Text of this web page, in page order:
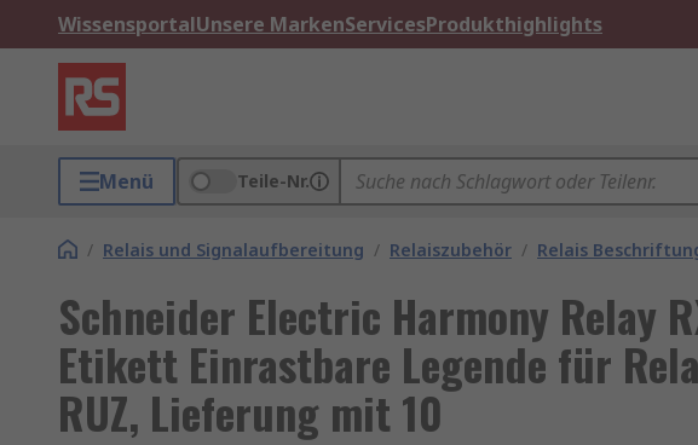
WissensportalUnsere MarkenServicesProdukthighlights
Menü Teile-Nr.
/ Relais und Signalaufbereitung / Relaiszubehör / Relais
Schneider Electric Harmony Relay
Etikett Einrastbare Legende für
RUZ, Lieferung mit 10